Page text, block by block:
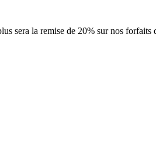
sera la remise de 20% sur nos forfaits